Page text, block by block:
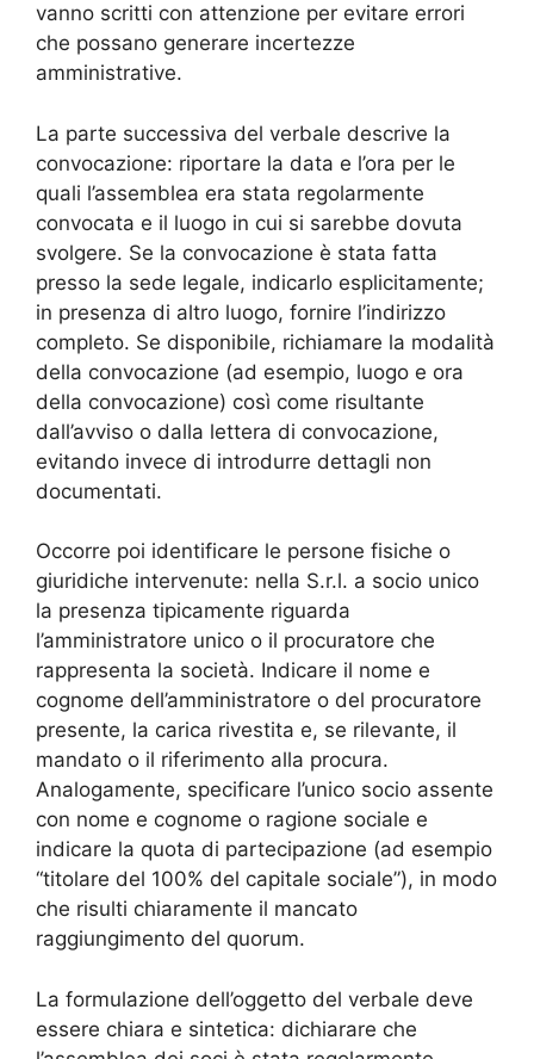
vanno scritti con attenzione per evitare errori
che possano generare incertezze
amministrative.
La parte successiva del verbale descrive la
convocazione: riportare la data e l’ora per le
quali l’assemblea era stata regolarmente
convocata e il luogo in cui si sarebbe dovuta
svolgere. Se la convocazione è stata fatta
presso la sede legale, indicarlo esplicitamente;
in presenza di altro luogo, fornire l’indirizzo
completo. Se disponibile, richiamare la modalità
della convocazione (ad esempio, luogo e ora
della convocazione) così come risultante
dall’avviso o dalla lettera di convocazione,
evitando invece di introdurre dettagli non
documentati.
Occorre poi identificare le persone fisiche o
giuridiche intervenute: nella S.r.l. a socio unico
la presenza tipicamente riguarda
l’amministratore unico o il procuratore che
rappresenta la società. Indicare il nome e
cognome dell’amministratore o del procuratore
presente, la carica rivestita e, se rilevante, il
mandato o il riferimento alla procura.
Analogamente, specificare l’unico socio assente
con nome e cognome o ragione sociale e
indicare la quota di partecipazione (ad esempio
“titolare del 100% del capitale sociale”), in modo
che risulti chiaramente il mancato
raggiungimento del quorum.
La formulazione dell’oggetto del verbale deve
essere chiara e sintetica: dichiarare che